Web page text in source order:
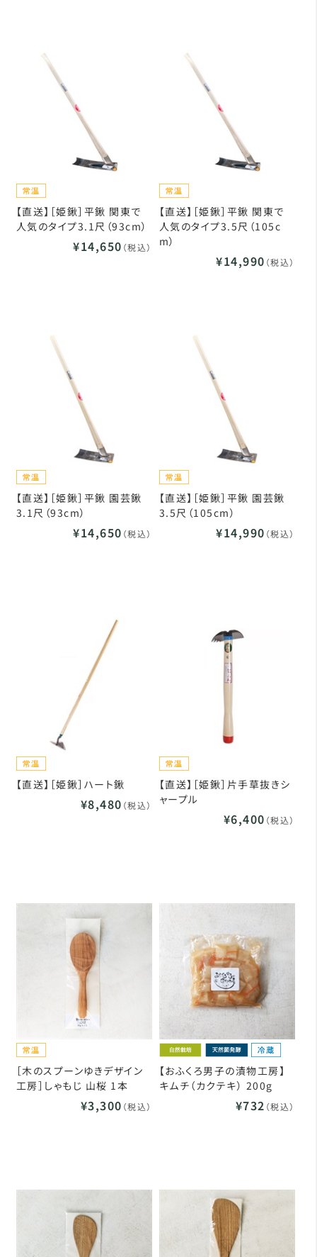
【直送】［姫鍬］平鍬 関東で
人気のタイプ3.1尺（93cm）
¥14,650 （税込）
【直送】［姫鍬］平鍬 関東で
人気のタイプ3.5尺（105c
m）
¥14,990 （税込）
【直送】［姫鍬］平鍬 園芸鍬
3.1尺（93cm）
¥14,650 （税込）
【直送】［姫鍬］平鍬 園芸鍬
3.5尺（105cm）
¥14,990 （税込）
【直送】［姫鍬］ハート鍬
¥8,480 （税込）
【直送】［姫鍬］片手草抜きシ
ャープル
¥6,400 （税込）
［木のスプーンゆきデザイン
工房］しゃもじ 山桜 1本
¥3,300 （税込）
【おふくろ男子の漬物工房】
キムチ（カクテキ） 200g
¥732 （税込）